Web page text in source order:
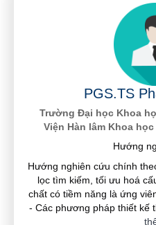
PGS.TS
Trường Đại học Khoa
Viện Hàn lâm Khoa
Hướng
Hướng nghiên cứu chính
lọc tìm kiếm, tối ưu hoá
chất có tiềm năng là ứng
- Các phương pháp thiết kế